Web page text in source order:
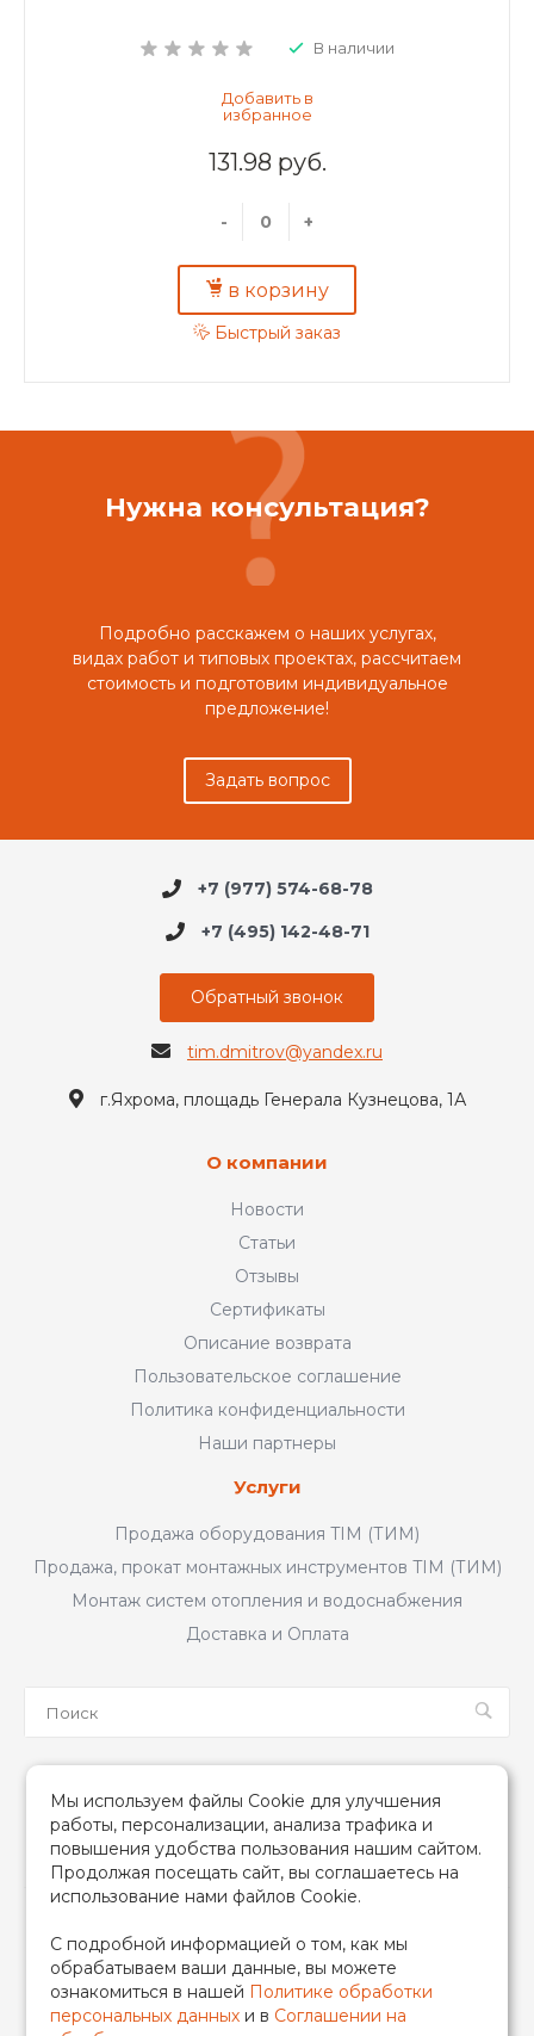
В наличии
131.98 руб.
- +
в корзину
Быстрый заказ
Нужна консультация?
Подробно расскажем о наших услугах,
видах работ и типовых проектах, рассчитаем
стоимость и подготовим индивидуальное
предложение!
Задать вопрос
+7 (977) 574-68-78
+7 (495) 142-48-71
Обратный звонок
tim.dmitrov@yandex.ru
г.Яхрома, площадь Генерала Кузнецова, 1А
О компании
Новости
Статьи
Отзывы
Сертификаты
Описание возврата
Пользовательское соглашение
Политика конфиденциальности
Наши партнеры
Услуги
Продажа оборудования TIM (ТИМ)
Продажа, прокат монтажных инструментов TIM (ТИМ)
Монтаж систем отопления и водоснабжения
Доставка и Оплата
2026 © TIM (ТИМ) Инженерная сантехника, Все права
защищены
ИП Гончаренко Надежда Николаевна
500708528433/319500700011740
Мы используем файлы Cookie для улучшения
работы, персонализации, анализа трафика и
повышения удобства пользования нашим сайтом.
Продолжая посещать сайт, вы соглашаетесь на
использование нами файлов Cookie.
С подробной информацией о том, как мы
обрабатываем ваши данные, вы можете
ознакомиться в нашей Политике обработки
персональных данных и в Соглашении на